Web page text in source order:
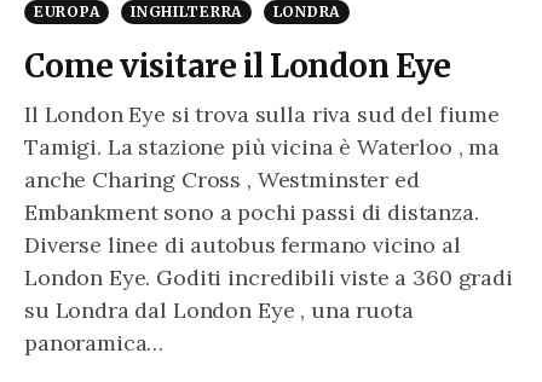
EUROPA INGHILTERRA LONDRA
Come visitare il London Eye
Il London Eye si trova sulla riva sud del fiume
Tamigi. La stazione più vicina è Waterloo , ma
anche Charing Cross , Westminster ed
Embankment sono a pochi passi di distanza.
Diverse linee di autobus fermano vicino al
London Eye. Goditi incredibili viste a 360 gradi
su Londra dal London Eye , una ruota
panoramica…